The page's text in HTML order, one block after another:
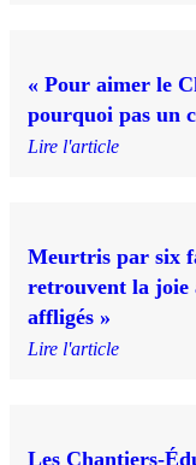
« Pour aimer le
pourquoi pas un
Lire l'article
Meurtris par six
retrouvent la joie
affligés »
Lire l'article
Les Chantiers-